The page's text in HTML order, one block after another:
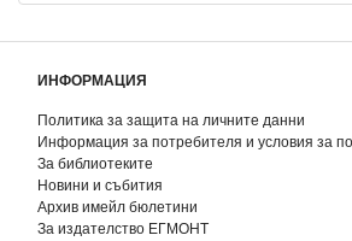
ИНФОРМАЦИЯ
Политика за защита на личните данни
Информация за потребителя и условия за
За библиотеките
Новини и събития
Архив имейл бюлетини
За издателство ЕГМОНТ